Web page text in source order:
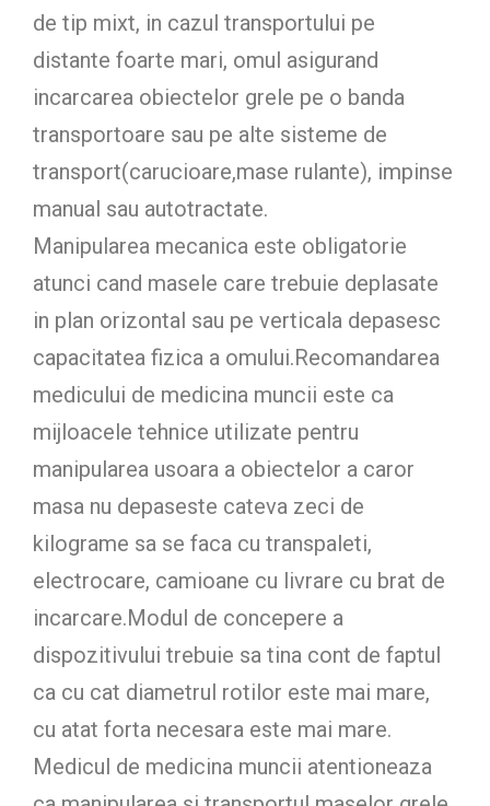
de tip mixt, in cazul transportului pe
distante foarte mari, omul asigurand
incarcarea obiectelor grele pe o banda
transportoare sau pe alte sisteme de
transport(carucioare,mase rulante), impinse
manual sau autotractate.
Manipularea mecanica este obligatorie
atunci cand masele care trebuie deplasate
in plan orizontal sau pe verticala depasesc
capacitatea fizica a omului.Recomandarea
medicului de medicina muncii este ca
mijloacele tehnice utilizate pentru
manipularea usoara a obiectelor a caror
masa nu depaseste cateva zeci de
kilograme sa se faca cu transpaleti,
electrocare, camioane cu livrare cu brat de
incarcare.Modul de concepere a
dispozitivului trebuie sa tina cont de faptul
ca cu cat diametrul rotilor este mai mare,
cu atat forta necesara este mai mare.
Medicul de medicina muncii atentioneaza